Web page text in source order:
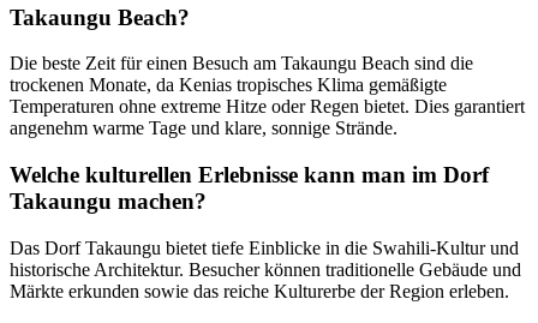
Takaungu Beach?
Die beste Zeit für einen Besuch am Takaungu Beach sind die
trockenen Monate, da Kenias tropisches Klima gemäßigte
Temperaturen ohne extreme Hitze oder Regen bietet. Dies garantiert
angenehm warme Tage und klare, sonnige Strände.
Welche kulturellen Erlebnisse kann man im Dorf
Takaungu machen?
Das Dorf Takaungu bietet tiefe Einblicke in die Swahili-Kultur und
historische Architektur. Besucher können traditionelle Gebäude und
Märkte erkunden sowie das reiche Kulturerbe der Region erleben.